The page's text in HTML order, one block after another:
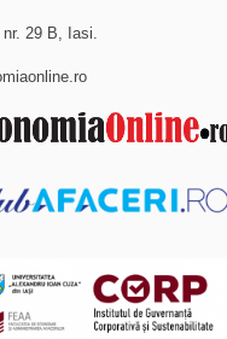
29 B, Iasi.